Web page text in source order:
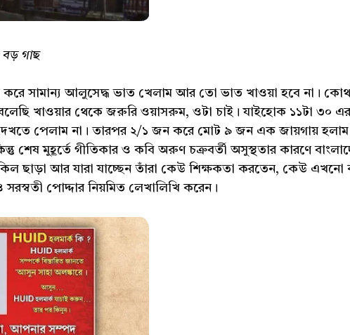
বড় গাছ
করে সামান্য আলুসেদ্ধ ভাত খেলাম আর তো ভাত খাওয়া হবে না।
খাওয়ার থেকে জরুরি ওয়াসরুম, ওটা চাই। যাইহোক ১১টা ৩০ এর
পেলাম না। তারপর ২/১ জন করে মোট ৯ জন এক জায়গায়
শেষ মুহূর্তে গীতিকার ও কবি অরুণ চক্রবর্তী অসুস্থতার কারণে
ছাড়া আর যারা যাচ্ছেন তাঁরা কেউ শিক্ষকতা করতেন, কেউ এখনো
সরস্বতী পোদ্দার নিয়মিত লেখালিখি করেন।